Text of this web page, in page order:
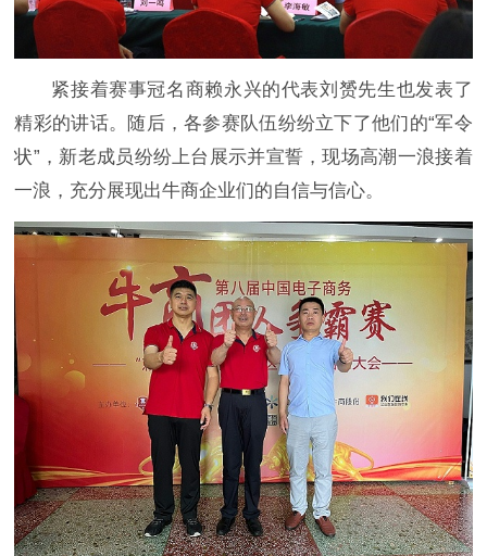
紧接着赛事冠名商赖永兴的代表刘赟先生也发表了
精彩的讲话。随后，各参赛队伍纷纷立下了他们的“军令
状”，新老成员纷纷上台展示并宣誓，现场高潮一浪接着
一浪，充分展现出牛商企业们的自信与信心。